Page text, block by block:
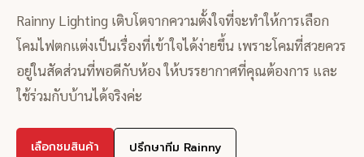
Rainny Lighting เติบโตจากความตั้งใจที่จะทำให้การเลือก
โคมไฟตกแต่งเป็นเรื่องที่เข้าใจได้ง่ายขึ้น เพราะโคมที่สวยควร
อยู่ในสัดส่วนที่พอดีกับห้อง ให้บรรยากาศที่คุณต้องการ และ
ใช้ร่วมกับบ้านได้จริงค่ะ
เลือกชมสินค้า ปรึกษาทีม Rainny